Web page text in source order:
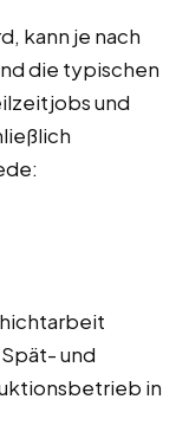
kann je nach
die typischen
und
und
in